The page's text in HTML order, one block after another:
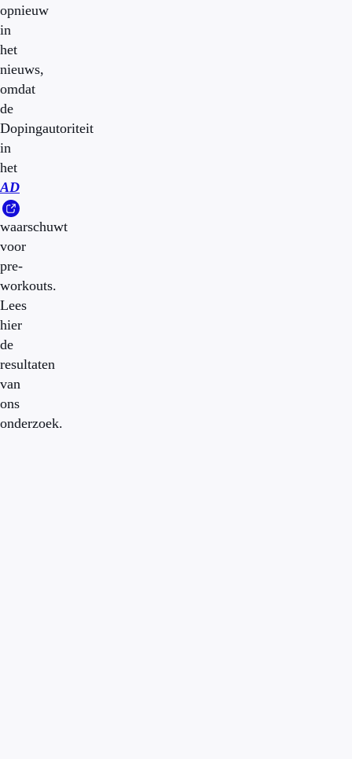
opnieuw
in
het
nieuws,
omdat
de
Dopingautoriteit
in
het
AD
waarschuwt
voor
pre-
workouts.
Lees
hier
de
resultaten
van
ons
onderzoek.